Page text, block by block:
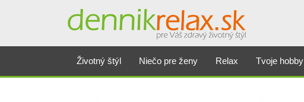
Životný štýl Niečo pre ženy Relax Tvoje hobby